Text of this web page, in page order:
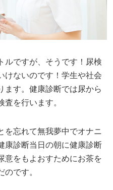
ルですが、そうです！尿検
けないのです！学生や社会
ます。健康診断では尿から
を行います。
を忘れて無我夢中でオナニ
康診断当日の朝に健康診断
意をもよおすためにお茶を
です。